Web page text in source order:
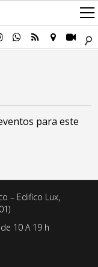
para este
– Edifico Lux,
10 A 19 h